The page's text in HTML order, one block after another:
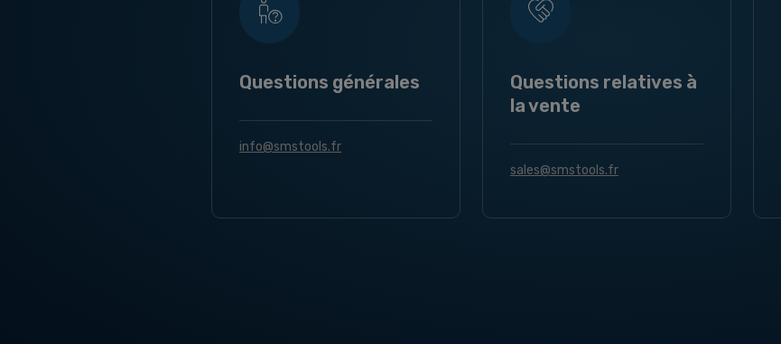
Questions générales
info@smstools.fr
Questions relatives à
la vente
sales@smstools.fr